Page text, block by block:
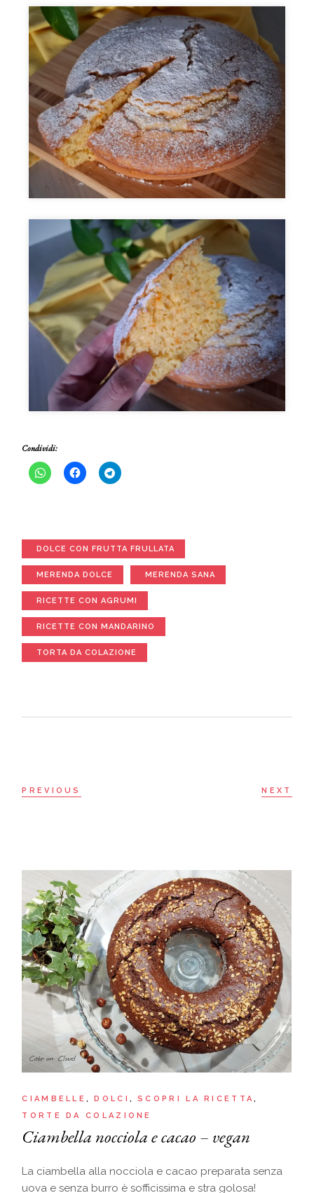
Condividi:
DOLCE CON FRUTTA FRULLATA
MERENDA DOLCE MERENDA SANA
RICETTE CON AGRUMI
RICETTE CON MANDARINO
TORTA DA COLAZIONE
PREVIOUS NEXT
CIAMBELLE DOLCI
SCOPRI LA RICETTA
TORTE DA COLAZIONE
Ciambella nocciola e cacao – vegan
La ciambella alla nocciola e cacao preparata senza
uova e senza burro è sofficissima e stra golosa!